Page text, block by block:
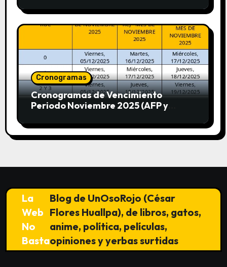
Cronogramas
Cronogramas de Vencimiento
Periodo Noviembre 2025 (AFP y
La
Web
No
Basta
Blog de UnOsoRojo (César
Flores Huallpa), de libros, gatos,
anime, política, películas,
opiniones y yerbas surtidas